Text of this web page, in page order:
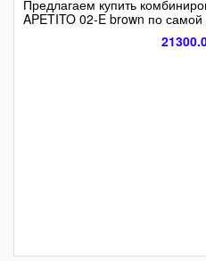
Предлагаем купить
APETITO 02-E brown по самой